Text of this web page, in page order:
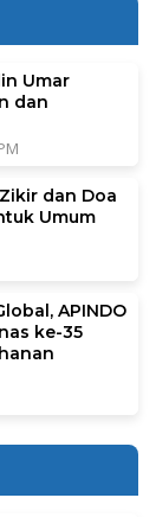
Umar
dan
dan Doa
Umum
APINDO
ke-35